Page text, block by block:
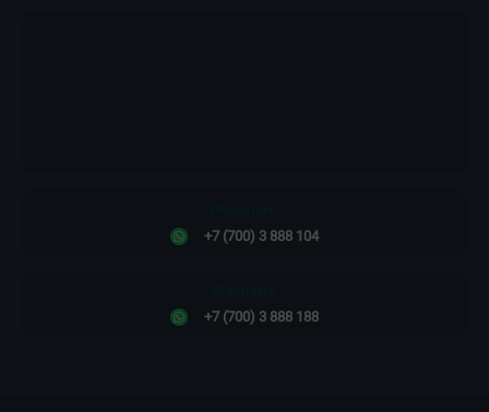
+7 (700) 3 888 104
+7 (700) 3 888 188